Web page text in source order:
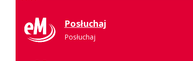
Posłuchaj
Posłuchaj